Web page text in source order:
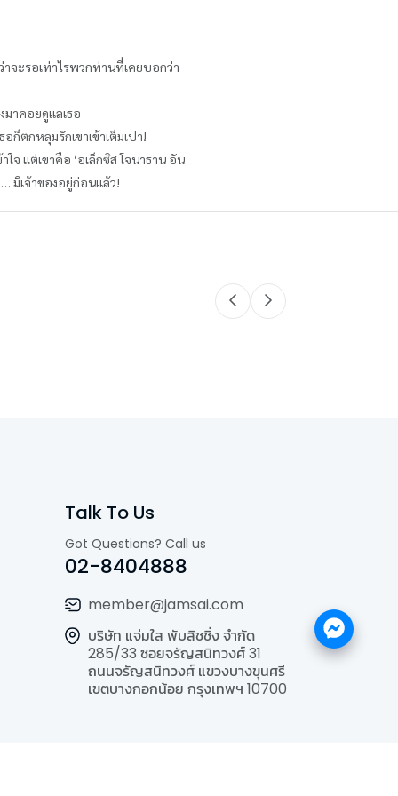
จะรอเท่าไรพวกท่านที่เคยบอกว่า
มาคอยดูแลเธอ
ก็ตกหลุมรักเขาเข้าเต็มเปา!
จ แต่เขาคือ ‘อเล็กซิส โจนาธาน อัน
มีเจ้าของอยู่ก่อนแล้ว!
Talk To Us
Got Questions? Call us
02-8404888
member@jamsai.com
บริษัท แจ่มใส พับลิชชิ่ง จำกัด
285/33 ซอยจรัญสนิทวงศ์ 31
ถนนจรัญสนิทวงศ์ แขวงบางขุนศรี
เขตบางกอกน้อย กรุงเทพฯ 10700